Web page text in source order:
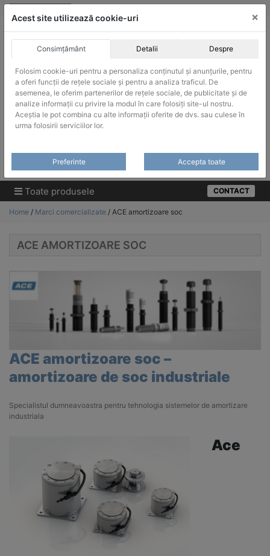
Skip
ACHIZITII PUBLICE
Produsele pot fi achizitionate si in sistemul SEAP / SICAP
Products
Toate produsele CONTACT
Home / Marci comercializate / ACE amortizoare soc
ACE AMORTIZOARE SOC
ACE amortizoare soc –
amortizoare de soc industriale
Specialistul dumneavoastra pentru tehnologia sistemelor de amortizare
industriala
Ace
Acest site utilizează cookie-uri ×
Consimțământ Detalii Despre
Folosim cookie-uri pentru a personaliza conținutul și anunțurile, pentru
a oferi funcții de rețele sociale și pentru a analiza traficul. De
asemenea, le oferim partenerilor de rețele sociale, de publicitate și de
analize informații cu privire la modul în care folosiți site-ul nostru.
Aceștia le pot combina cu alte informații oferite de dvs. sau culese în
urma folosirii serviciilor lor.
Preferinte Accepta toate